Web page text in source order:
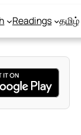
Readings தமிழ்